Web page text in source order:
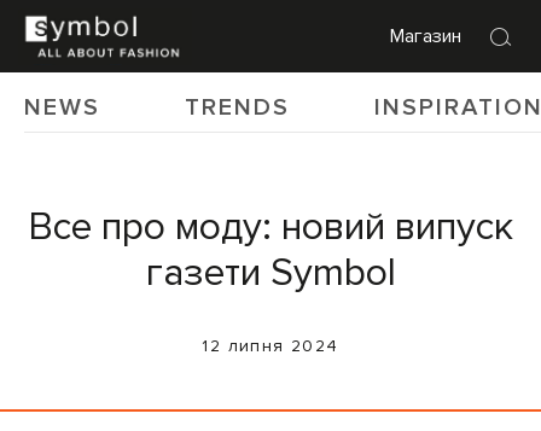
Магазин
NEWS TRENDS
Все про моду: новий випуск
газети Symbol
12 липня 2024